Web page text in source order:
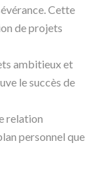
Cette
de projets
ambitieux et
le succès de
relation
personnel que